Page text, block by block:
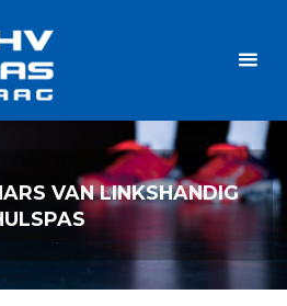
VAN LINKSHANDIG